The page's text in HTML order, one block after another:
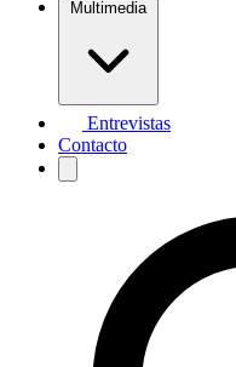
Multimedia
Entrevistas
Contacto